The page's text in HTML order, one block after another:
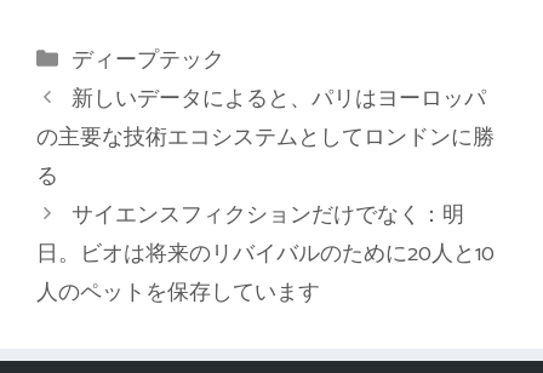
カ
テ
ゴ
リ
ディープテック
新しいデータによると、パリはヨーロッパ
の主要な技術エコシステムとしてロンドンに勝
る
サイエンスフィクションだけでなく：明
日。ビオは将来のリバイバルのために20人と10
人のペットを保存しています